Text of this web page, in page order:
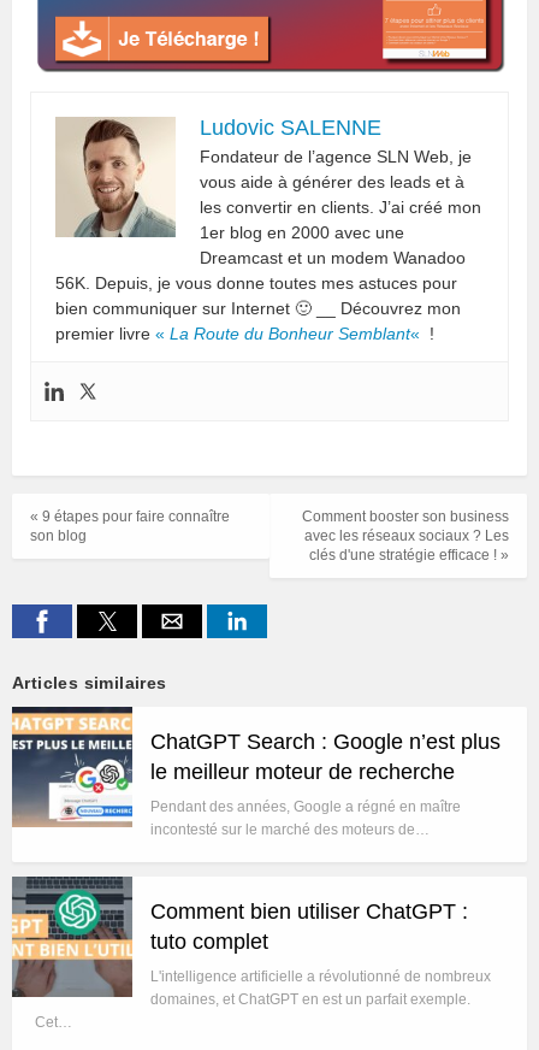
Ludovic SALENNE
Fondateur de l’agence SLN Web, je
vous aide à générer des leads et à
les convertir en clients. J’ai créé mon
1er blog en 2000 avec une
Dreamcast et un modem Wanadoo
56K. Depuis, je vous donne toutes mes astuces pour
bien communiquer sur Internet 🙂 __ Découvrez mon
premier livre « La Route du Bonheur Semblant« !
Comment booster son business
avec les réseaux sociaux ? Les
clés d'une stratégie efficace ! »
« 9 étapes pour faire connaître
son blog
Articles similaires
ChatGPT Search : Google n’est plus
le meilleur moteur de recherche
Pendant des années, Google a régné en maître
incontesté sur le marché des moteurs de…
Comment bien utiliser ChatGPT :
tuto complet
L'intelligence artificielle a révolutionné de nombreux
domaines, et ChatGPT en est un parfait exemple.
Cet…